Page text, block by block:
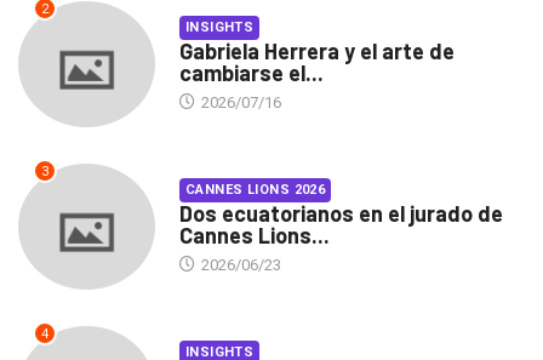
2
INSIGHTS
Gabriela Herrera y el arte de
cambiarse el...
2026/07/16
3
CANNES LIONS 2026
Dos ecuatorianos en el jurado de
Cannes Lions...
2026/06/23
4
INSIGHTS